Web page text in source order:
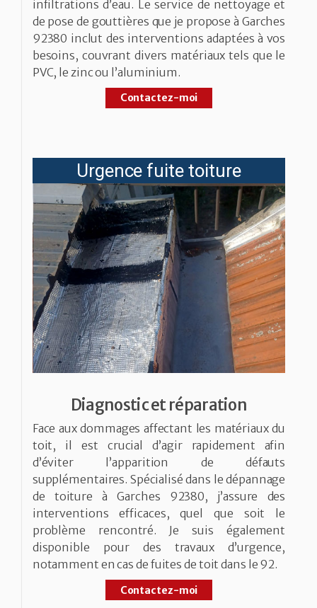
infiltrations d’eau. Le service de nettoyage et
de pose de gouttières que je propose à Garches
92380 inclut des interventions adaptées à vos
besoins, couvrant divers matériaux tels que le
PVC, le zinc ou l’aluminium.
Contactez-moi
Urgence fuite toiture
Diagnostic et réparation
Face aux dommages affectant les matériaux du
toit, il est crucial d’agir rapidement afin
d’éviter l’apparition de défauts
supplémentaires. Spécialisé dans le dépannage
de toiture à Garches 92380, j’assure des
interventions efficaces, quel que soit le
problème rencontré. Je suis également
disponible pour des travaux d’urgence,
notamment en cas de fuites de toit dans le 92.
Contactez-moi